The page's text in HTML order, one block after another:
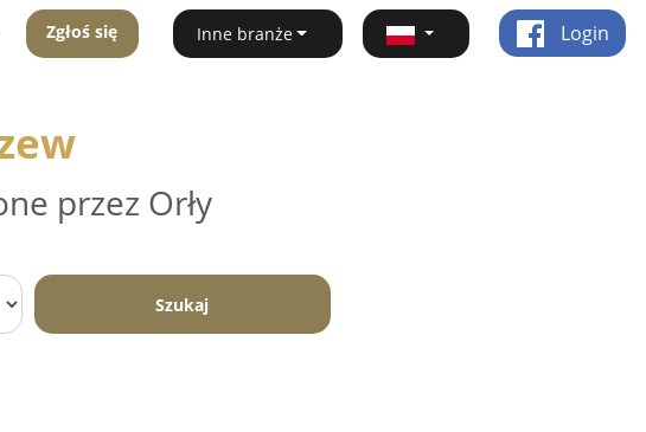
Zgłoś się Inne branże Login
przez Orły
Szukaj